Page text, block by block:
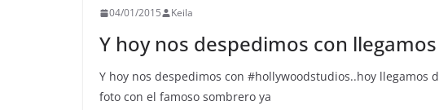
04/01/2015 Keila
Y hoy nos despedimos con llegamos
Y hoy nos despedimos con #hollywoodstudios..hoy
foto con el famoso sombrero ya